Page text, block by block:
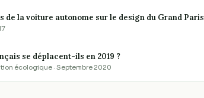
de la voiture autonome sur le design du Grand Paris
se déplacent-ils en 2019 ?
écologique · Septembre 2020